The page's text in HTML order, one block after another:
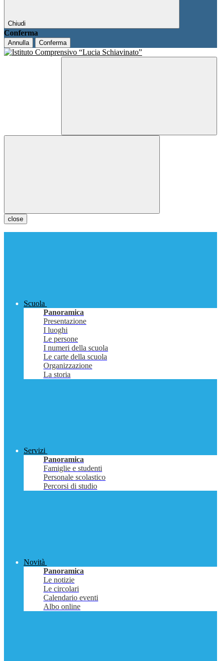
Chiudi
Conferma
Annulla Conferma
close
Scuola
Panoramica
Presentazione
I luoghi
Le persone
I numeri della scuola
Le carte della scuola
Organizzazione
La storia
Servizi
Panoramica
Famiglie e studenti
Personale scolastico
Percorsi di studio
Novità
Panoramica
Le notizie
Le circolari
Calendario eventi
Albo online